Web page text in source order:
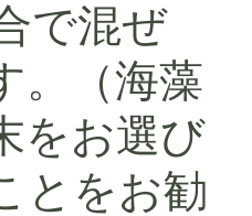
で混ぜ
。（海藻
をお選び
とをお勧